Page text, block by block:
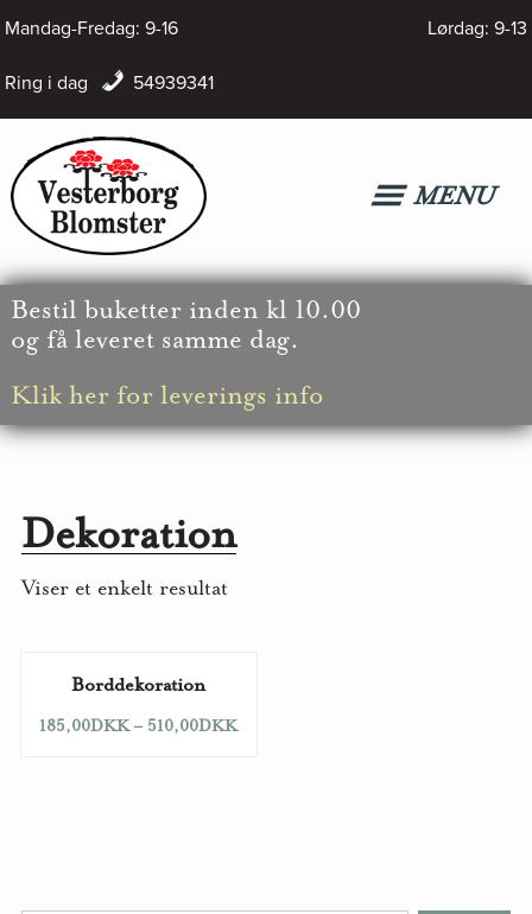
Hop
indholdet
Mandag-Fredag: 9-16 Lørdag: 9-13
Ring i dag 54939341
MENU
Bestil buketter inden kl 10.00
og få leveret samme dag.
Klik her for leverings info
Dekoration
Viser et enkelt resultat
Borddekoration
185,00DKK– 510,00DKK